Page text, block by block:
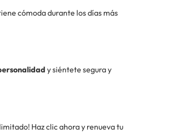
cómoda durante los días más
y siéntete segura y
Haz clic ahora y renueva tu